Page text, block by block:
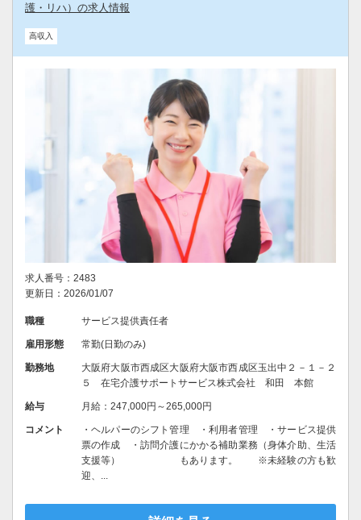
護・リハ）の求人情報
高収入
求人番号：2483
更新日：2026/01/07
職種 サービス提供責任者
雇用形態 常勤(日勤のみ)
勤務地
大阪府大阪市西成区大阪府大阪市西成区玉出中２－１－２
５ 在宅介護サポートサービス株式会社 和田 本館
給与 月給：247,000円～265,000円
コメント
・ヘルパーのシフト管理 ・利用者管理 ・サービス提供
票の作成 ・訪問介護にかかる補助業務（身体介助、生活
支援等） もあります。 ※未経験の方も歓
迎、...